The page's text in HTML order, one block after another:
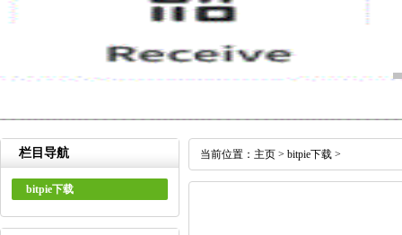
栏目导航
bitpie下载
当前位置： 主页 > bitpie下载 >